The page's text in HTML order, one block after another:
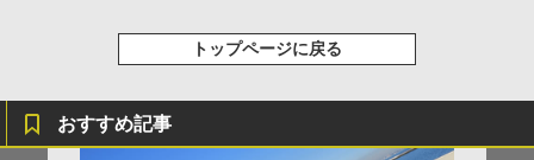
トップページに戻る
おすすめ記事